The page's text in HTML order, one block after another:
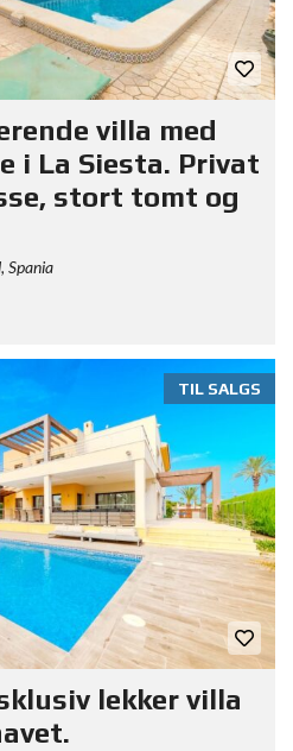
villa med
i La Siesta. Privat
stort tomt og
Spania
TIL SALGS
lekker villa